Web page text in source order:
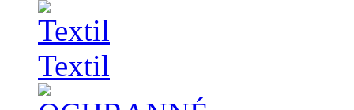
Textil